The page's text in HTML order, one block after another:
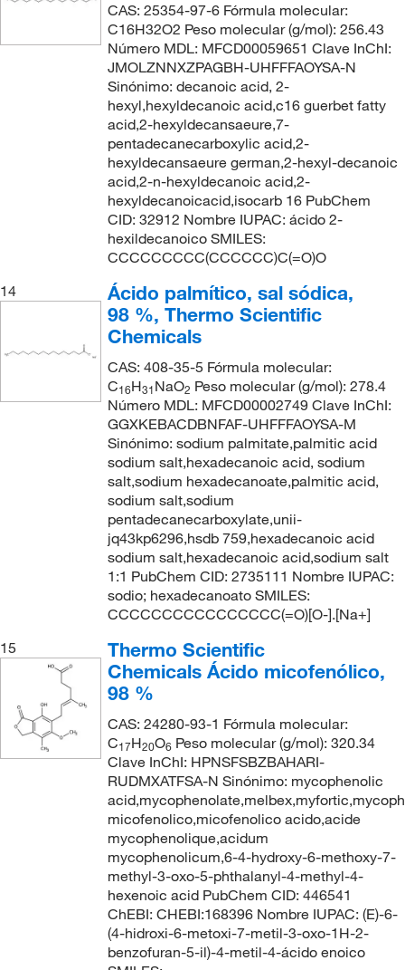
CAS: 25354-97-6 Fórmula molecular:
C16H32O2 Peso molecular (g/mol): 256.43
Número MDL: MFCD00059651 Clave InChI:
JMOLZNNXZPAGBH-UHFFFAOYSA-N
Sinónimo: decanoic acid, 2-
hexyl,hexyldecanoic acid,c16 guerbet fatty
acid,2-hexyldecansaeure,7-
pentadecanecarboxylic acid,2-
hexyldecansaeure german,2-hexyl-decanoic
acid,2-n-hexyldecanoic acid,2-
hexyldecanoicacid,isocarb 16 PubChem
CID: 32912 Nombre IUPAC: ácido 2-
hexildecanoico SMILES:
CCCCCCCCC(CCCCCC)C(=O)O
14
Ácido palmítico, sal sódica,
98 %, Thermo Scientific
Chemicals
CAS: 408-35-5 Fórmula molecular:
C16H31NaO2 Peso molecular (g/mol): 278.4
Número MDL: MFCD00002749 Clave InChI:
GGXKEBACDBNFAF-UHFFFAOYSA-M
Sinónimo: sodium palmitate,palmitic acid
sodium salt,hexadecanoic acid, sodium
salt,sodium hexadecanoate,palmitic acid,
sodium salt,sodium
pentadecanecarboxylate,unii-
jq43kp6296,hsdb 759,hexadecanoic acid
sodium salt,hexadecanoic acid,sodium salt
1:1 PubChem CID: 2735111 Nombre IUPAC:
sodio; hexadecanoato SMILES:
CCCCCCCCCCCCCCCC(=O)[O-].[Na+]
15
Thermo Scientific
Chemicals Ácido micofenólico,
98 %
CAS: 24280-93-1 Fórmula molecular:
C17H20O6Peso molecular (g/mol): 320.34
Clave InChI: HPNSFSBZBAHARI-
RUDMXATFSA-N Sinónimo: mycophenolic
micofenolico,micofenolico acido,acide
mycophenolique,acidum
mycophenolicum,6-4-hydroxy-6-methoxy-7-
methyl-3-oxo-5-phthalanyl-4-methyl-4-
hexenoic acid PubChem CID: 446541
ChEBI: CHEBI:168396 Nombre IUPAC: (E)-6-
(4-hidroxi-6-metoxi-7-metil-3-oxo-1H-2-
benzofuran-5-il)-4-metil-4-ácido enoico